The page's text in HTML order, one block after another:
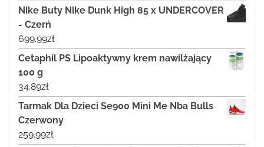
Nike Buty Nike Dunk High 85 x UNDERCOVER
- Czerń
699.99zł
Cetaphil PS Lipoaktywny krem nawilżający
100 g
34.89zł
Tarmak Dla Dzieci Se900 Mini Me Nba Bulls
Czerwony
259.99zł